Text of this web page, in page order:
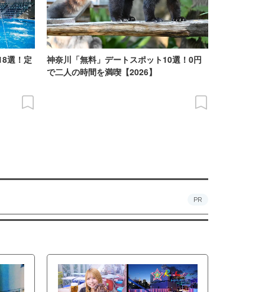
選！定
神奈川「無料」デートスポット10選！0円
で二人の時間を満喫【2026】
PR